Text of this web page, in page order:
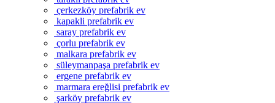
çerkezköy prefabrik ev
kapakli prefabrik ev
saray prefabrik ev
çorlu prefabrik ev
malkara prefabrik ev
süleymanpaşa prefabrik ev
ergene prefabrik ev
marmara ereğlisi prefabrik ev
şarköy prefabrik ev